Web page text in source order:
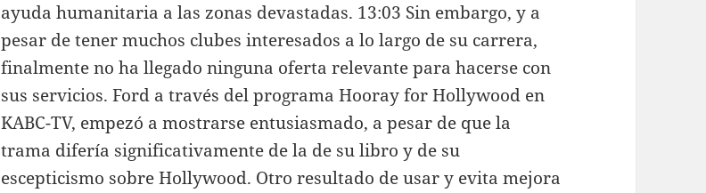
ayuda humanitaria a las zonas devastadas. 13:03 Sin embargo, y a
pesar de tener muchos clubes interesados a lo largo de su carrera,
finalmente no ha llegado ninguna oferta relevante para hacerse con
sus servicios. Ford a través del programa Hooray for Hollywood en
KABC-TV, empezó a mostrarse entusiasmado, a pesar de que la
trama difería significativamente de la de su libro y de su
escepticismo sobre Hollywood. Otro resultado de usar y evita mejora